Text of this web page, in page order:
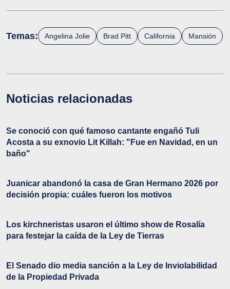
Temas: Angelina Jolie Brad Pitt California Mansión
Noticias relacionadas
Se conoció con qué famoso cantante engañó Tuli
Acosta a su exnovio Lit Killah: "Fue en Navidad, en un
baño"
Juanicar abandonó la casa de Gran Hermano 2026 por
decisión propia: cuáles fueron los motivos
Los kirchneristas usaron el último show de Rosalía
para festejar la caída de la Ley de Tierras
El Senado dio media sanción a la Ley de Inviolabilidad
de la Propiedad Privada